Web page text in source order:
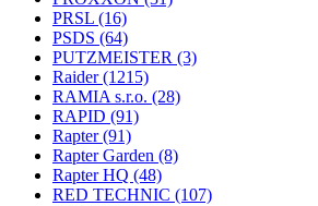
PRSL (16)
PSDS (64)
PUTZMEISTER (3)
Raider(1215)
RAMIA s.r.o. (28)
RAPID (91)
Rapter(91)
Rapter Garden (8)
Rapter HQ (48)
RED TECHNIC (107)